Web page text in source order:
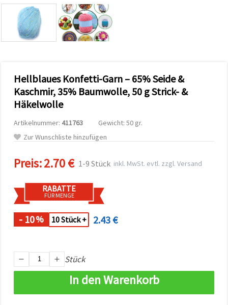
Datenverkehr
analysieren
sowie
relevantere
Unterstützung
Partner für
Analyse
Marketing.
ablehnen
den
Einstellungen
individuell
festlegen.
Einwilligung
ändern
widerrufen.
Cookie-
Hellblaues Konfetti-Garn – 65% Seide &
Kaschmir, 35% Baumwolle, 50 g Strick- &
Häkelwolle
Artikelnummer: 411763
Gewicht: 50 gr.
Zur Wunschliste hinzufügen
Preis:2.70 € 1-9 Stück inkl. MwSt. evtl. zzgl. Versand
RABATTE
FÜR MENGE
- 10% 10 Stück + 2.43 €
Stück
In den Warenkorb